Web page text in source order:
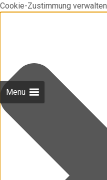
Cookie-Zustimmung verwalten
Menu